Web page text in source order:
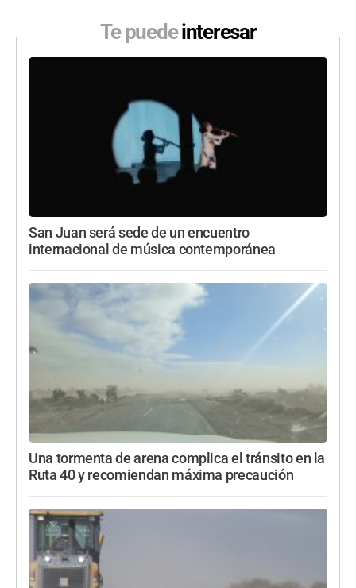
Te puedeinteresar
San Juan será sede de un encuentro
internacional de música contemporánea
Una tormenta de arena complica el tránsito en la
Ruta 40 y recomiendan máxima precaución